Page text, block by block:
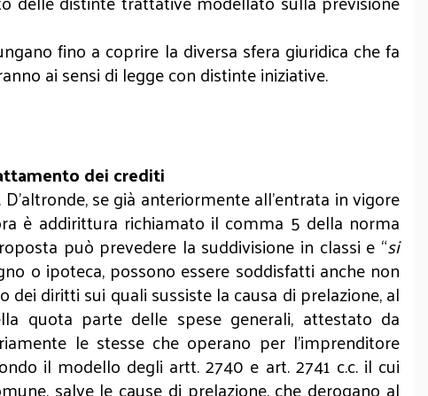
fino a coprire la diversa sfera giuridica che fa
ai sensi di legge con distinte iniziative.
dei crediti
. D’altronde, se già anteriormente all’entrata in vigore
è addirittura richiamato il comma 5 della norma
può prevedere la suddivisione in classi e “si
o ipoteca, possono essere soddisfatti anche non
diritti sui quali sussiste la causa di prelazione, al
quota parte delle spese generali, attestato da
le stesse che operano per l'imprenditore
il modello degli artt. 2740 e art. 2741 c.c. il cui